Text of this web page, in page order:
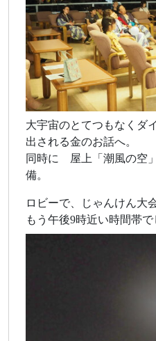
大宇宙のとてつもなくダ
出される金のお話へ。
同時に 屋上「潮風の空
備。
ロビーで、じゃんけん大
もう午後9時近い時間帯で